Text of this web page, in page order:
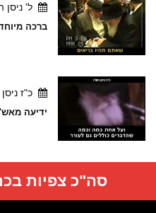
ל' ניסן
ברכה
כ"ז ניסן
ידיעה
סה"כ צפיות